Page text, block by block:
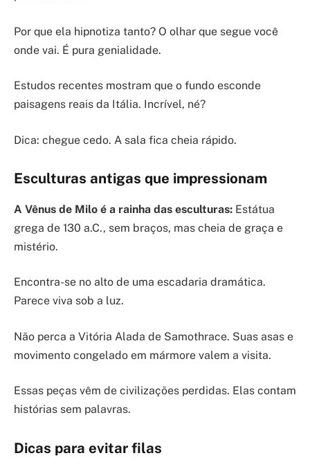
Por que ela hipnotiza tanto? O olhar que segue você
onde vai. É pura genialidade.
Estudos recentes mostram que o fundo esconde
paisagens reais da Itália. Incrível, né?
Dica: chegue cedo. A sala fica cheia rápido.
Esculturas antigas que impressionam
A Vênus de Milo é a rainha das esculturas: Estátua
grega de 130 a.C., sem braços, mas cheia de graça e
mistério.
Encontra-se no alto de uma escadaria dramática.
Parece viva sob a luz.
Não perca a Vitória Alada de Samothrace. Suas asas e
movimento congelado em mármore valem a visita.
Essas peças vêm de civilizações perdidas. Elas contam
histórias sem palavras.
Dicas para evitar filas